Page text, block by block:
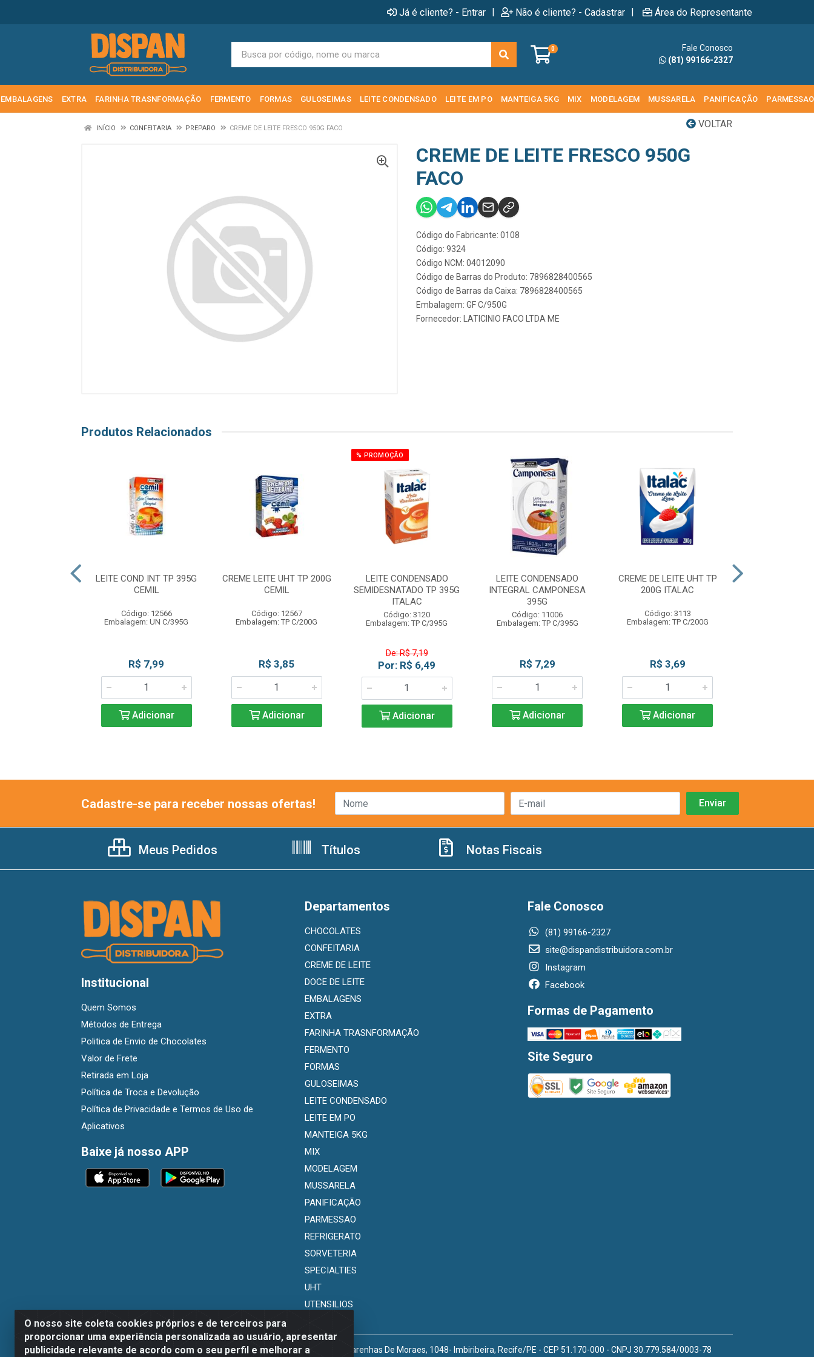
Já é cliente? - Entrar | Não é cliente? - Cadastrar | Área do Representante
0
Fale Conosco
(81) 99166-2327
EMBALAGENS EXTRA FARINHA TRASNFORMAÇÃO FERMENTO FORMAS GULOSEIMAS LEITE CONDENSADO LEITE EM PO MANTEIGA 5KG MIX MODELAGEM MUSSARELA PANIFICAÇÃO PARMESSAO
VOLTAR
INÍCIO CONFEITARIA PREPARO CREME DE LEITE FRESCO 950G FACO
CREME DE LEITE FRESCO 950G
FACO
Código do Fabricante: 0108
Código: 9324
Código NCM: 04012090
Código de Barras do Produto: 7896828400565
Código de Barras da Caixa: 7896828400565
Embalagem: GF C/950G
Fornecedor:
LATICINIO FACO LTDA ME
Produtos Relacionados
LEITE COND INT TP 395G
CEMIL
Código: 12566
Embalagem: UN C/395G
R$ 7,99
Adicionar
CREME LEITE UHT TP 200G
CEMIL
Código: 12567
Embalagem: TP C/200G
R$ 3,85
Adicionar
% PROMOÇÃO
LEITE CONDENSADO
SEMIDESNATADO TP 395G
ITALAC
Código: 3120
Embalagem: TP C/395G
De: R$ 7,19
Por: R$ 6,49
Adicionar
LEITE CONDENSADO
INTEGRAL CAMPONESA
395G
Código: 11006
Embalagem: TP C/395G
R$ 7,29
Adicionar
CREME DE LEITE UHT TP
200G ITALAC
Código: 3113
Embalagem: TP C/200G
R$ 3,69
Adicionar
O nosso site coleta cookies próprios e de terceiros para
proporcionar uma experiência personalizada ao usuário, apresentar
publicidade relevante de acordo com o seu perfil e melhorar a
Cadastre-se para receber nossas ofertas!
Meus Pedidos Títulos Notas Fiscais
Institucional
Quem Somos
Métodos de Entrega
Politica de Envio de Chocolates
Valor de Frete
Retirada em Loja
Política de Troca e Devolução
Política de Privacidade e Termos de Uso de
Aplicativos
Baixe já nosso APP
Departamentos
CHOCOLATES
CONFEITARIA
CREME DE LEITE
DOCE DE LEITE
EMBALAGENS
EXTRA
FARINHA TRASNFORMAÇÃO
FERMENTO
FORMAS
GULOSEIMAS
LEITE CONDENSADO
LEITE EM PO
MANTEIGA 5KG
MIX
MODELAGEM
MUSSARELA
PANIFICAÇÃO
PARMESSAO
REFRIGERATO
SORVETERIA
SPECIALTIES
UHT
UTENSILIOS
Fale Conosco
(81) 99166-2327
site@dispandistribuidora.com.br
Instagram
Facebook
Formas de Pagamento
Site Seguro
Dispan Distribuidora de Alimentos LTDA - Avenida Marechal Mascarenhas De Moraes, 1048- Imbiribeira, Recife/PE - CEP 51.170-000 - CNPJ 30.779.584/0003-78